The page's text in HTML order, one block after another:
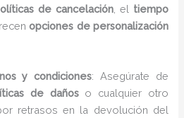
de cancelación, el tiempo
opciones de personalización
y condiciones: Asegúrate de
de dañoso cualquier otro
retrasos en la devolución del